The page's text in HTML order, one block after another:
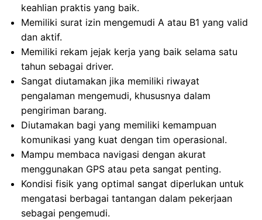
keahlian praktis yang baik.
Memiliki surat izin mengemudi A atau B1 yang valid
dan aktif.
Memiliki rekam jejak kerja yang baik selama satu
tahun sebagai driver.
Sangat diutamakan jika memiliki riwayat
pengalaman mengemudi, khususnya dalam
pengiriman barang.
Diutamakan bagi yang memiliki kemampuan
komunikasi yang kuat dengan tim operasional.
Mampu membaca navigasi dengan akurat
menggunakan GPS atau peta sangat penting.
Kondisi fisik yang optimal sangat diperlukan untuk
mengatasi berbagai tantangan dalam pekerjaan
sebagai pengemudi.